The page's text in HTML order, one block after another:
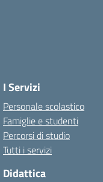
I Servizi
Personale scolastico
Famiglie e studenti
Percorsi di studio
Tutti i servizi
Didattica